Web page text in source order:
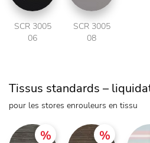
SCR 3005
06
SCR 3005
08
Tissus standards –
pour les stores enrouleurs en tissu